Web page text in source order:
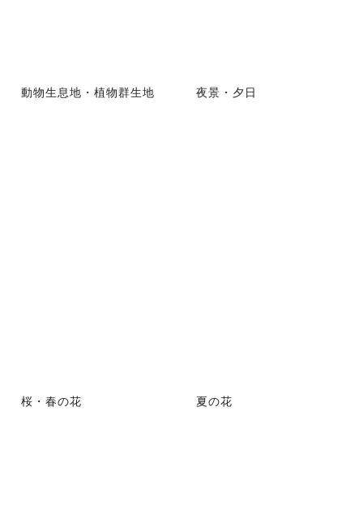
動物生息地・植物群生地 夜景・夕日
桜・春の花 夏の花